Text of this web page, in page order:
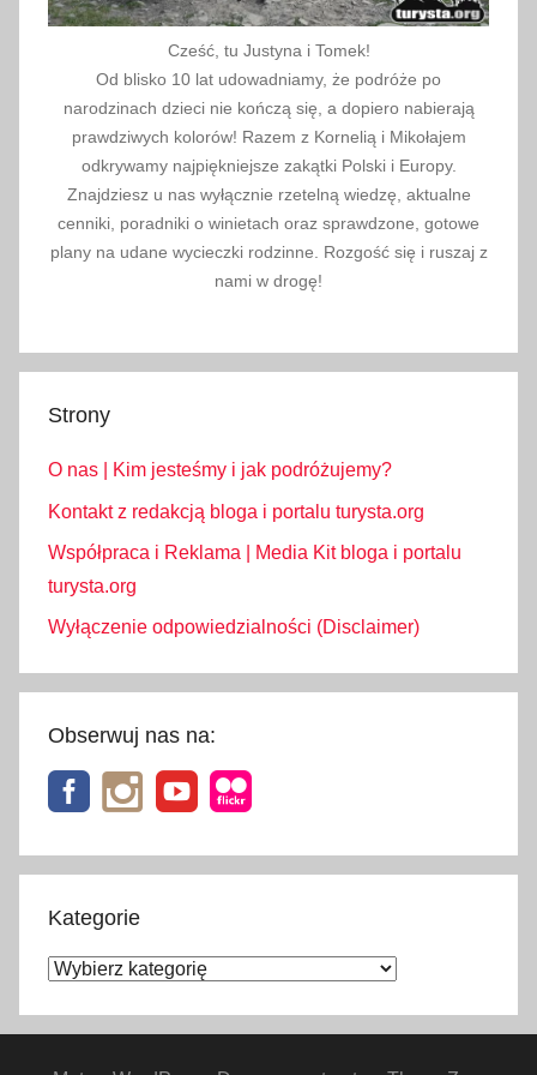
Cześć, tu Justyna i Tomek!
Od blisko 10 lat udowadniamy, że podróże po
narodzinach dzieci nie kończą się, a dopiero nabierają
prawdziwych kolorów! Razem z Kornelią i Mikołajem
odkrywamy najpiękniejsze zakątki Polski i Europy.
Znajdziesz u nas wyłącznie rzetelną wiedzę, aktualne
cenniki, poradniki o winietach oraz sprawdzone, gotowe
plany na udane wycieczki rodzinne. Rozgość się i ruszaj z
nami w drogę!
Strony
O nas | Kim jesteśmy i jak podróżujemy?
Kontakt z redakcją bloga i portalu turysta.org
Współpraca i Reklama | Media Kit bloga i portalu
turysta.org
Wyłączenie odpowiedzialności (Disclaimer)
Obserwuj nas na:
Kategorie
Kategorie